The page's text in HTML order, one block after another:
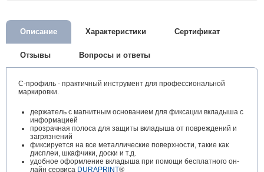
Описание Характеристики Сертификат
Отзывы Вопросы и ответы
С-профиль - практичный инструмент для профессиональной
маркировки.
держатель с магнитным основанием для фиксации вкладыша с
информацией
прозрачная полоса для защиты вкладыша от повреждений и
загрязнений
фиксируется на все металлические поверхности, такие как
дисплеи, шкафчики, доски и т.д.
удобное оформление вкладыша при помощи бесплатного он-
лайн сервиса DURAPRINT®